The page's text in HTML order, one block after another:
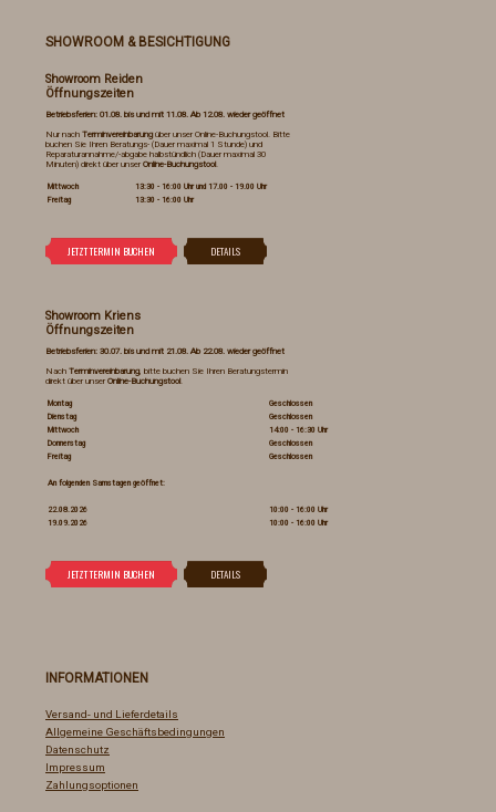
SHOWROOM & BESICHTIGUNG
Showroom Reiden
Öffnungszeiten
Betriebsferien: 01.08. bis und mit 11.08. Ab 12.08. wieder geöffnet
Nur nach Terminvereinbarungüber unser Online-Buchungstool. Bitte
buchen Sie Ihren Beratungs- (Dauer maximal 1 Stunde) und
Reparaturannahme/-abgabe halbstündlich (Dauer maximal 30
Minuten) direkt über unser Online-Buchungstool.
Mittwoch
13:30 - 16:00 Uhr und 17.00 - 19.00 Uhr
Freitag
13:30 - 16:00 Uhr
Showroom Kriens
Öffnungszeiten
Betriebsferien: 30.07. bis und mit 21.08. Ab 22.08. wieder geöffnet
Nach Terminvereinbarung, bitte buchen Sie Ihren Beratungstermin
direkt über unser Online-Buchungstool.
Montag
Geschlossen
Dienstag
Geschlossen
Mittwoch
14:00 - 16:30 Uhr
Donnerstag
Geschlossen
Freitag
Geschlossen
An folgenden Samstagen geöffnet:
22.08.2026
10:00 - 16:00 Uhr
19.09.2026
10:00 - 16:00 Uhr
INFORMATIONEN
Versand- und Lieferdetails
Allgemeine Geschäftsbedingungen
Datenschutz
Impressum
Zahlungsoptionen